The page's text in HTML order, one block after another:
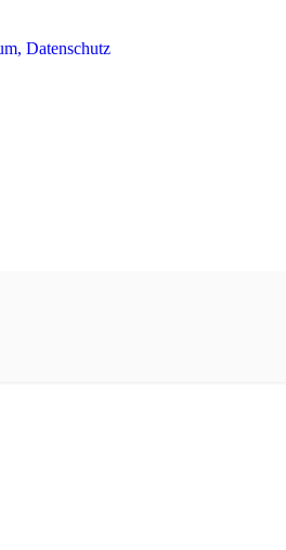
Datenschutz